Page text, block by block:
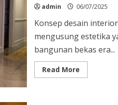
untuk
optimal
admin 06/07/2025
Konsep desain
mengusung estetika
bangunan bekas era...
Read MoreRead
more